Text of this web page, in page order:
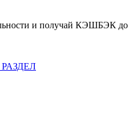
и получай КЭШБЭК до